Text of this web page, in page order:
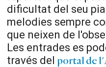
dificultat del seu
melodies sempre
que neixen de
Les entrades es
través delportal de